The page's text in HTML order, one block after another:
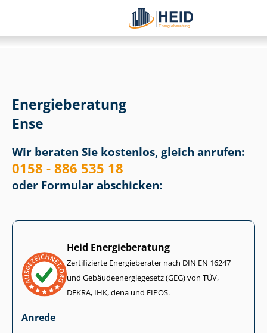
Energieberatung
Ense
Wir beraten Sie kostenlos, gleich anrufen:
0158 - 886 535 18
oder Formular abschicken:
Heid Energieberatung
Zertifizierte Energieberater nach DIN EN 16247
und Ge­bäu­de­en­er­gie­ge­setz (GEG) von TÜV,
DEKRA, IHK, dena und EIPOS.
Anrede